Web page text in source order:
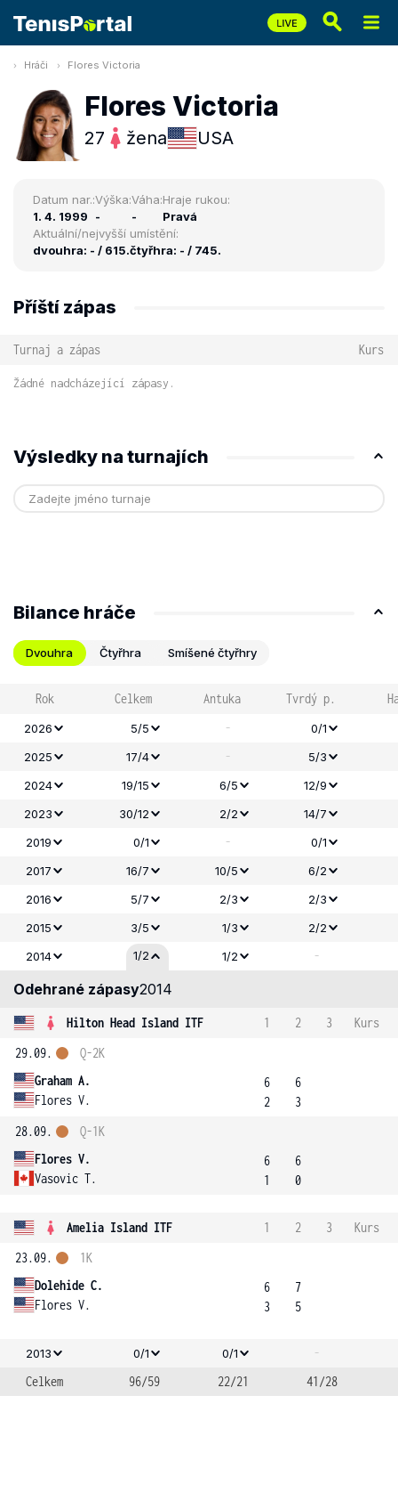
Hráči Flores Victoria
Flores Victoria
27 žena USA
Datum nar.:
1. 4. 1999
Výška:
-
Váha:
-
Hraje rukou:
Pravá
Aktuální/nejvyšší umístění:
dvouhra: - / 615.čtyřhra: - / 745.
Příští zápas
Turnaj a zápas Kurs
Žádné nadcházející zápasy.
Výsledky na turnajích
Bilance hráče
Dvouhra Čtyřhra Smíšené čtyřhry
Rok Celkem Antuka Tvrdý p.
2026 5/5 -
0/1
2025
17/4 -
5/3
2024
19/15 6/5
12/9
2023
30/12 2/2
14/7
2019
0/1 -
0/1
2017
16/7 10/5
6/2
2016
5/7 2/3
2/3
2015
3/5 1/3
2/2
2014
1/2 1/2 -
Odehrané zápasy2014
Hilton Head Island ITF 1 2 3
Kurs
29.09.
Graham A.
Flores V.
Q-2K
6
2
6
3
28.09.
Flores V.
Vasovic T.
Q-1K
6
1
6
0
Amelia Island ITF 1 2 3
Kurs
23.09.
Dolehide C.
Flores V.
1K
6
3
7
5
2013 0/1 0/1
-
Celkem
96/59 22/21 41/28